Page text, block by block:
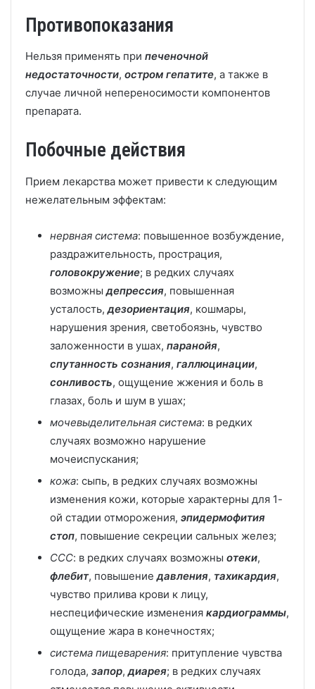
Противопоказания
Нельзя применять при печеночной
недостаточности, остром гепатите, а также в
случае личной непереносимости компонентов
препарата.
Побочные действия
Прием лекарства может привести к следующим
нежелательным эффектам:
нервная система: повышенное возбуждение,
раздражительность, прострация,
головокружение; в редких случаях
возможныдепрессия, повышенная
усталость,дезориентация, кошмары,
нарушения зрения, светобоязнь, чувство
заложенности в ушах, паранойя,
спутанность сознания, галлюцинации,
сонливость, ощущение жжения и боль в
глазах, боль и шум в ушах;
мочевыделительная система: в редких
случаях возможно нарушение
мочеиспускания;
кожа: сыпь, в редких случаях возможны
изменения кожи, которые характерны для 1-
ой стадии отморожения, эпидермофития
стоп, повышение секреции сальных желез;
ССС: в редких случаях возможны отеки,
флебит, повышениедавления, тахикардия,
чувство прилива крови к лицу,
неспецифические изменения кардиограммы,
ощущение жара в конечностях;
система пищеварения: притупление чувства
голода, запор,диарея; в редких случаях